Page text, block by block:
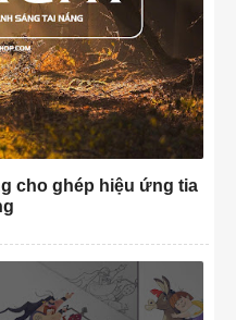
cho ghép hiệu ứng tia